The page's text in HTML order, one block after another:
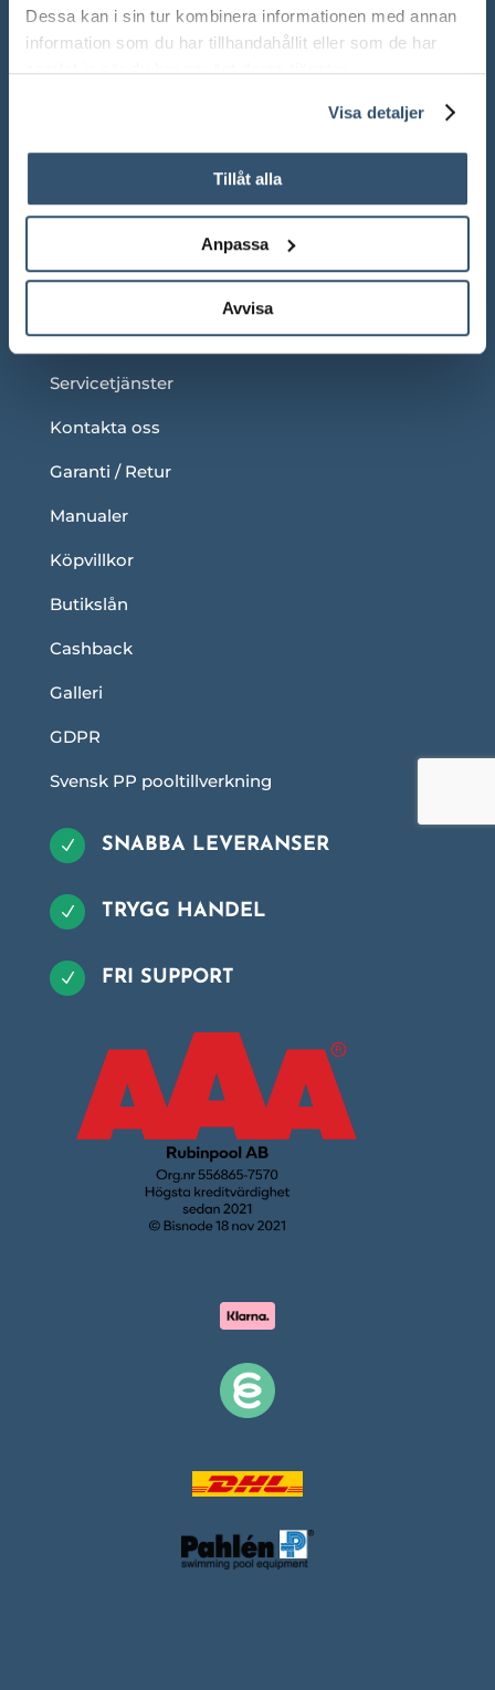
Dessa kan i sin tur kombinera informationen med annan
information som du har tillhandahållit eller som de har
samlat in när du har använt deras tjänster.
Visa detaljer
Tillåt alla
Anpassa
Avvisa
Adress: Ådalsvägen 271, 265 90 Åstorp
Under våra ordinarie öppettider
Blogg
Servicetjänster
Kontakta oss
Garanti / Retur
Manualer
Köpvillkor
Butikslån
Cashback
Galleri
GDPR
Svensk PP pooltillverkning
N SNABBA LEVERANSER
N TRYGG HANDEL
N FRI SUPPORT